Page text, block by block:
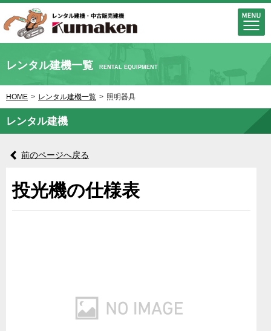
レンタル建機一覧 RENTAL EQUIPMENT
HOME > レンタル建機一覧 > 照明器具
レンタル建機
前のページへ戻る
投光機の仕様表